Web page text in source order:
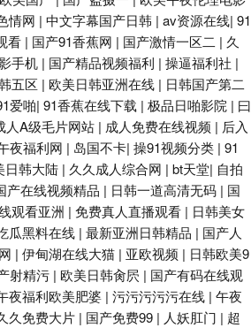
情网 | 中文字幕国产日韩 | av资源在线| 91
看 | 国产91香蕉网 | 国产激情一区二 | 久
手机 | 国产精品视频福利 | 操逼福利社 |
五区 | 欧美日韩亚洲在线 | 日韩国产第二
爱啪| 91香蕉在线下载 | 极品日啪影院 | 曰
人A级毛片网站 | 成人免费在线视频 | 后入
夜福利网 | 岛国不卡| 操91视频分类 | 91
日韩大陆 | 久久成人综合网 | bt天堂| 自拍
产在线视频精品 | 日韩一道高清无码 | 国
观看亚洲 | 免费真人直播观看 | 日韩美女
瓜黑料在线 | 最新亚洲日韩精品 | 国产人
| 伊甸湖在线大猫 | 亚欧视频 | 日韩欧美9
射精污 | 欧美日韩肏屄 | 国产有码在线观
夜福利欧美肥婆 | 污污污污污在线 | 午夜
久免费大片 | 国产免费99 | 人妖肛门 | 超